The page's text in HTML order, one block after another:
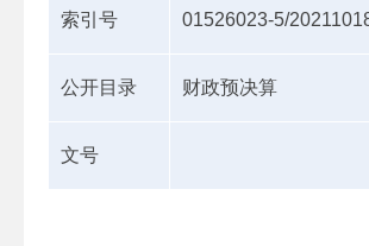
索引号 01526023-5/
公开目录 财政预决算
文号